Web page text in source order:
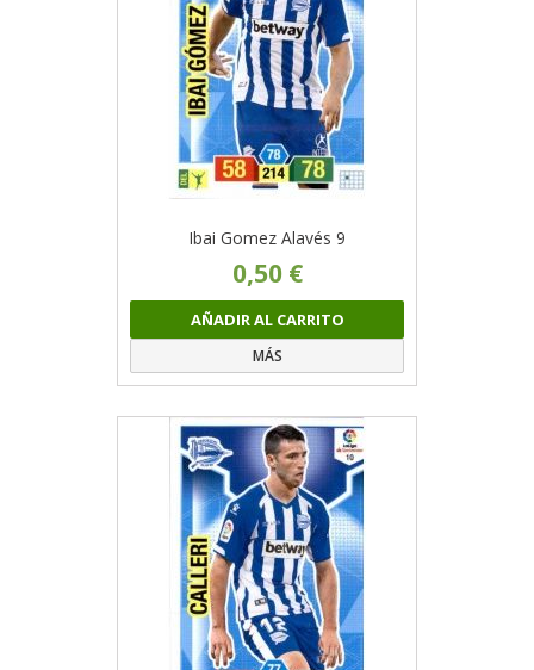
Ibai Gomez Alavés 9
0,50 €
AÑADIR AL CARRITO
MÁS